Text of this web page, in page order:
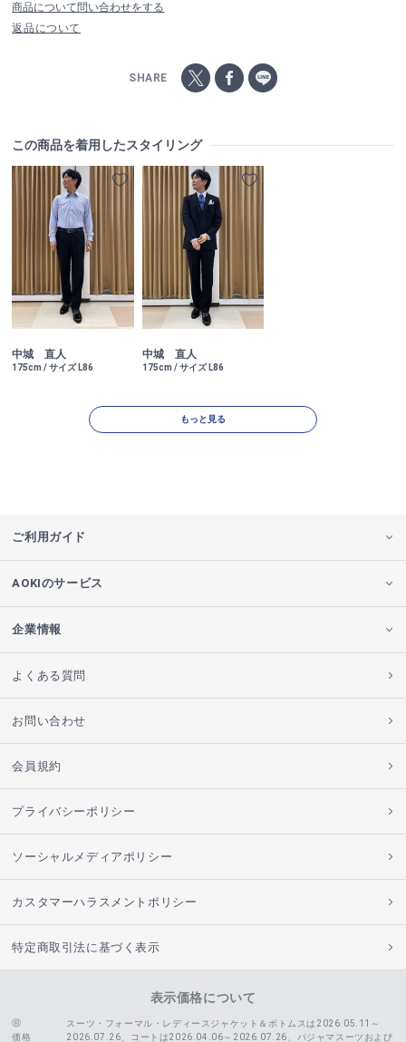
商品について問い合わせをする
返品について
SHARE
この商品を着用したスタイリング
中城 直人
175cm / サイズ L86
中城 直人
175cm / サイズ L86
もっと見る
ご利用ガイド
AOKIのサービス
企業情報
よくある質問
お問い合わせ
会員規約
プライバシーポリシー
ソーシャルメディアポリシー
カスタマーハラスメントポリシー
特定商取引法に基づく表示
表示価格について
価格
スーツ・フォーマル・レディースジャケット＆ボトムスは2026.05.11～
2026.07.26、コートは2026.04.06～2026.07.26、
パジャマスーツおよび